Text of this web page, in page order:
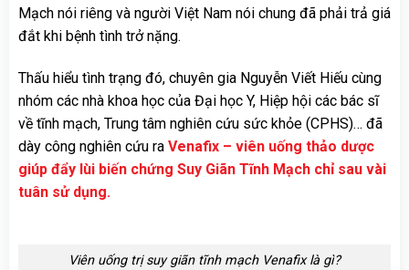
Mạch nói riêng và người Việt Nam nói chung đã phải trả giá
đắt khi bệnh tình trở nặng.
Thấu hiểu tình trạng đó, chuyên gia Nguyễn Viết Hiếu cùng
nhóm các nhà khoa học của Đại học Y, Hiệp hội các bác sĩ
về tĩnh mạch, Trung tâm nghiên cứu sức khỏe (CPHS)… đã
dày công nghiên cứu ra Venafix – viên uống thảo dược
giúp đẩy lùi biến chứng Suy Giãn Tĩnh Mạch chỉ sau vài
tuân sử dụng.
Viên uống trị suy giãn tĩnh mạch Venafix là gì?